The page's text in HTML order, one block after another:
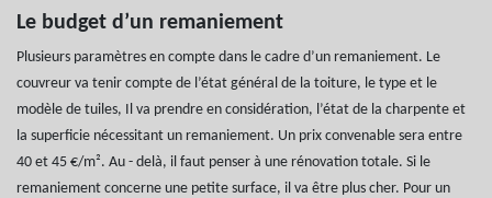
Le budget d’un remaniement
Plusieurs paramètres en compte dans le cadre d’un remaniement. Le
couvreur va tenir compte de l’état général de la toiture, le type et le
modèle de tuiles, Il va prendre en considération, l’état de la charpente et
la superficie nécessitant un remaniement. Un prix convenable sera entre
40 et 45 €/m². Au - delà, il faut penser à une rénovation totale. Si le
remaniement concerne une petite surface, il va être plus cher. Pour un